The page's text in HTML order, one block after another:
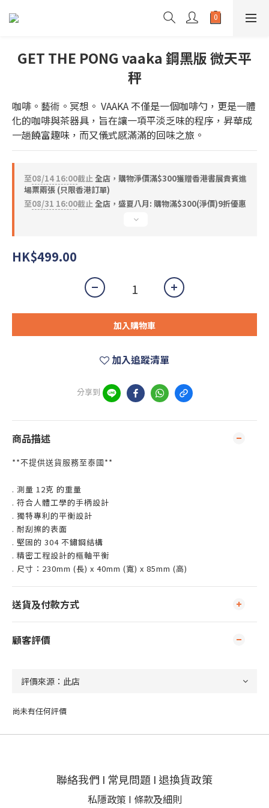
GET THE PONG vaaka 鋼黑版 微天平
秤
咖啡。藝術。冥想。 VAAKA 不僅是一個咖啡勺，更是一體
化的咖啡與茶器具，旨在讓一項平淡乏味的程序，昇華成
一趟饒富趣味，而又儀式感滿滿的回味之旅。
至08/14 16:00截止全店，購物淨價滿$300獲贈香港書展貴賓進
場票兩張 (只限香港訂單)
至08/31 16:00截止全店，盛夏八月: 購物滿$300(淨價)9折優惠
HK$499.00
加入購物車
加入追蹤清單
分享到
商品描述
**不提供送貨服務至泰國 **
. 測量 12克 的重量
. 符合人體工學的手柄設計
. 獨特專利的平衡設計
. 耐刮擦的表面
. 堅固的 304 不鏽鋼結構
. 精密工程設計的樞軸平衡
. 尺寸：230mm (長) x 40mm (寬) x 85mm (高)
送貨及付款方式
顧客評價
尚未有任何評價
聯絡我們 I 常見問題 I 退換貨政策
私隱政策 I 條款及細則